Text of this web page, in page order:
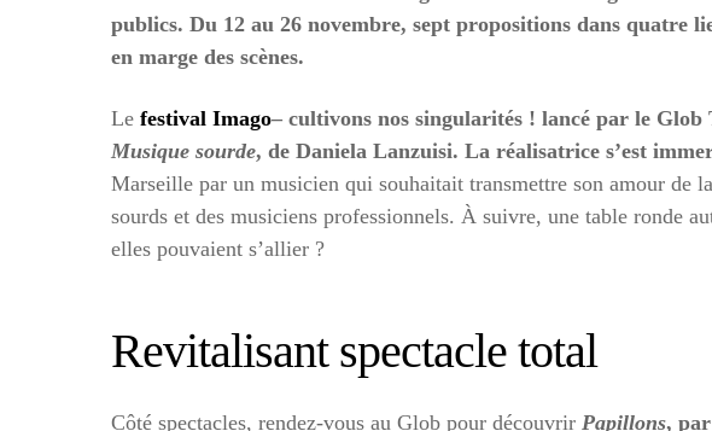
publics. Du 12 au 26 novembre, sept propositions dans quatre
en marge des scènes.
Le festival Imago– cultivons nos singularités ! lancé par le Glob
Musique sourde, de Daniela Lanzuisi. La réalisatrice s’est
Marseille par un musicien qui souhaitait transmettre son amour de
sourds et des musiciens professionnels. À suivre, une table ronde
elles pouvaient s’allier ?
Revitalisant spectacle total
Côté spectacles, rendez-vous au Glob pour découvrir Papillons,